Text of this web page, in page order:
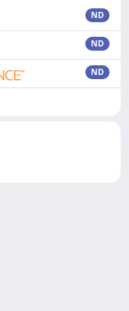
ND
ND
ND